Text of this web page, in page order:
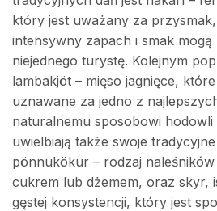
który jest uważany za
intensywny zapach i smak mogą
niejednego turystę. Kolejnym
lambakjöt – mięso jagnięce,
uznawane za jedno z
naturalnemu sposobowi
uwielbiają także swoje
pönnukökur – rodzaj
cukrem lub dżemem, oraz skyr,
gęstej konsystencji, który jest